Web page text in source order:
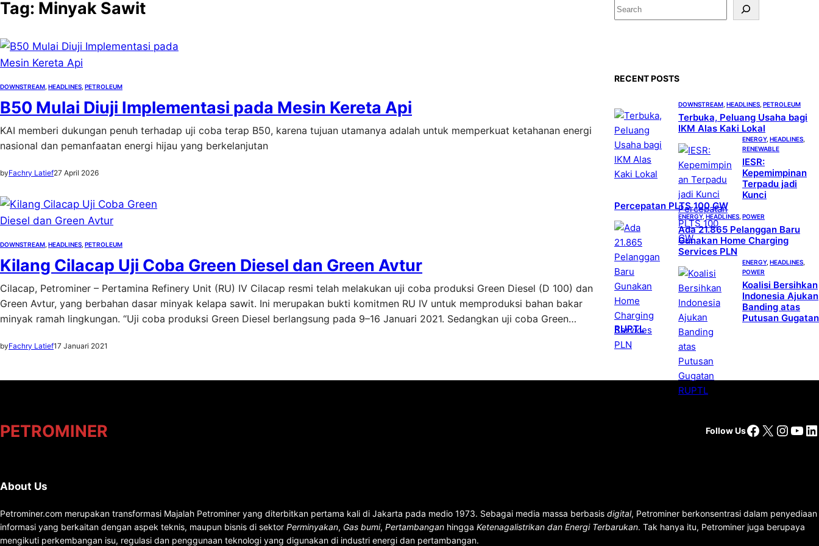
Tag: Minyak Sawit
DOWNSTREAM HEADLINES PETROLEUM
B50 Mulai Diuji Implementasi pada Mesin Kereta Api
KAI memberi dukungan penuh terhadap uji coba terap B50, karena tujuan utamanya adalah untuk memperkuat ketahanan energi
nasional dan pemanfaatan energi hijau yang berkelanjutan
byFachry Latief27 April 2026
DOWNSTREAM HEADLINES PETROLEUM
Kilang Cilacap Uji Coba Green Diesel dan Green Avtur
Cilacap, Petrominer – Pertamina Refinery Unit (RU) IV Cilacap resmi telah melakukan uji coba produksi Green Diesel (D 100) dan
Green Avtur, yang berbahan dasar minyak kelapa sawit. Ini merupakan bukti komitmen RU IV untuk memproduksi bahan bakar
minyak ramah lingkungan. “Uji coba produksi Green Diesel berlangsung pada 9–16 Januari 2021. Sedangkan uji coba Green…
byFachry Latief17 Januari 2021
S
e
RECENT POSTS
DOWNSTREAM HEADLINES PETROLEUM
Terbuka, Peluang Usaha bagi
IKM Alas Kaki Lokal
ENERGY, HEADLINES
RENEWABLE
IESR:
Kepemimpinan
Terpadu jadi
Kunci
Percepatan PLTS 100 GW
ENERGY, HEADLINES POWER
Ada 21.865 Pelanggan Baru
Gunakan Home Charging
Services PLN
ENERGY, HEADLINES
POWER
Koalisi Bersihkan
Indonesia Ajukan
Banding atas
Putusan Gugatan
RUPTL
PETROMINER Follow UsFacebook
X
About Us
Petrominer.com merupakan transformasi Majalah Petrominer yang diterbitkan pertama kali di Jakarta pada medio 1973. Sebagai media massa berbasis digital, Petrominer berkonsentrasi dalam penyediaan
informasi yang berkaitan dengan aspek teknis, maupun bisnis di sektor Perminyakan, Gas bumi, Pertambangan hingga Ketenagalistrikan dan Energi Terbarukan. Tak hanya itu, Petrominer juga berupaya
mengikuti perkembangan isu, regulasi dan penggunaan teknologi yang digunakan di industri energi dan pertambangan.